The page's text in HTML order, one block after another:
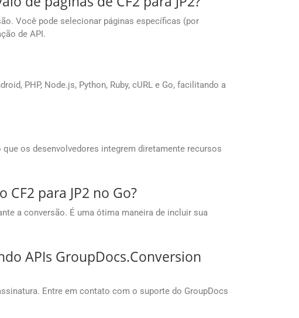
Você pode selecionar páginas específicas (por
de API.
PHP, Node.js, Python, Ruby, cURL e Go, facilitando a
os desenvolvedores integrem diretamente recursos
para JP2 no Go?
a conversão. É uma ótima maneira de incluir sua
APIs GroupDocs.Conversion
Entre em contato com o suporte do GroupDocs